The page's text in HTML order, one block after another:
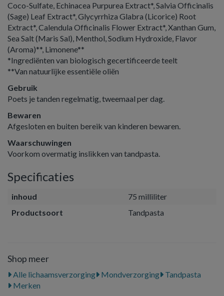
Coco-Sulfate, Echinacea Purpurea Extract*, Salvia Officinalis
(Sage) Leaf Extract*, Glycyrrhiza Glabra (Licorice) Root
Extract*, Calendula Officinalis Flower Extract*, Xanthan Gum,
Sea Salt (Maris Sal), Menthol, Sodium Hydroxide, Flavor
(Aroma)**, Limonene**
*Ingrediënten van biologisch gecertificeerde teelt
**Van natuurlijke essentiële oliën
Gebruik
Poets je tanden regelmatig, tweemaal per dag.
Bewaren
Afgesloten en buiten bereik van kinderen bewaren.
Waarschuwingen
Voorkom overmatig inslikken van tandpasta.
Specificaties
inhoud
75 milliliter
Productsoort
Tandpasta
Shop meer
Alle lichaamsverzorging Mondverzorging
Tandpasta
Merken